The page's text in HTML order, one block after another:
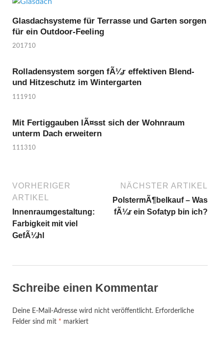
Glasdachsysteme für Terrasse und Garten sorgen
für ein Outdoor-Feeling
201710
Rolladensystem sorgen fÃ¼r effektiven Blend-
und Hitzeschutz im Wintergarten
111910
Mit Fertiggauben lÃ¤sst sich der Wohnraum
unterm Dach erweitern
111310
VORHERIGER
ARTIKEL
Innenraumgestaltung:
Farbigkeit mit viel
GefÃ¼hl
NÄCHSTER ARTIKEL
PolstermÃ¶belkauf – Was
fÃ¼r ein Sofatyp bin ich?
Schreibe einen Kommentar
Deine E-Mail-Adresse wird nicht veröffentlicht. Erforderliche
Felder sind mit * markiert